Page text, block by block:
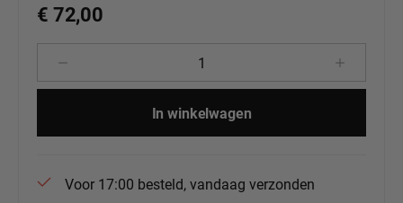
€ 72,00
Producthoeveelheid: Voer de
In winkelwagen
Voor 17:00 besteld, vandaag verzonden